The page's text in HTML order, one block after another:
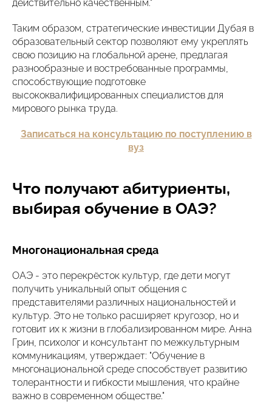
действительно качественным."
Таким образом, стратегические инвестиции Дубая в
образовательный сектор позволяют ему укреплять
свою позицию на глобальной арене, предлагая
разнообразные и востребованные программы,
способствующие подготовке
высококвалифицированных специалистов для
мирового рынка труда.
Записаться на консультацию по поступлению в
вуз
Что получают абитуриенты,
выбирая обучение в ОАЭ?
Многонациональная среда
ОАЭ - это перекрёсток культур, где дети могут
получить уникальный опыт общения с
представителями различных национальностей и
культур. Это не только расширяет кругозор, но и
готовит их к жизни в глобализированном мире. Анна
Грин, психолог и консультант по межкультурным
коммуникациям, утверждает: "Обучение в
многонациональной среде способствует развитию
толерантности и гибкости мышления, что крайне
важно в современном обществе."